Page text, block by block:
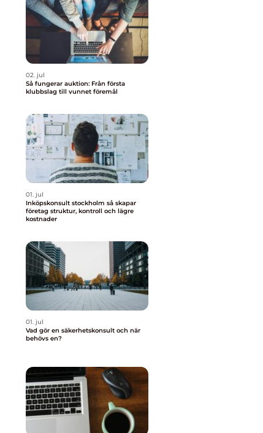
02. jul
Så fungerar auktion: Från första
klubbslag till vunnet föremål
01. jul
Inköpskonsult stockholm så skapar
företag struktur, kontroll och lägre
kostnader
01. jul
Vad gör en säkerhetskonsult och när
behövs en?